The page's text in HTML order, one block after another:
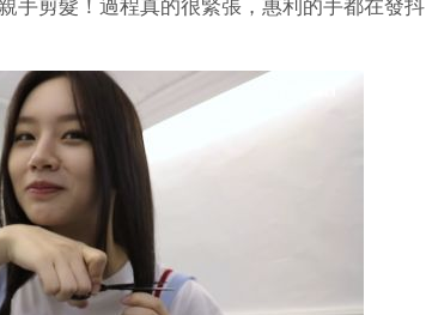
手剪髮！過程真的很緊張，惠利的手都在發抖